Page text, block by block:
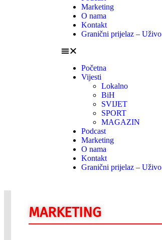
Marketing
O nama
Kontakt
Granični prijelaz – Uživo
Početna
Vijesti
Lokalno
BiH
SVIJET
SPORT
MAGAZIN
Podcast
Marketing
O nama
Kontakt
Granični prijelaz – Uživo
MARKETING